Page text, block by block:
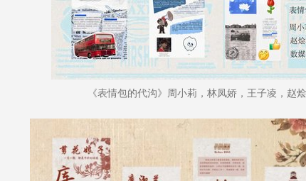
《表情包的代沟》周小莉，林凤娇，王子凌，赵